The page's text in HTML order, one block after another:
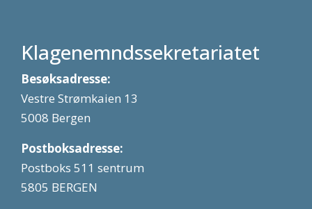
Klagenemndssekretariatet
Besøksadresse:
Vestre Strømkaien 13
5008 Bergen
Postboksadresse:
Postboks 511 sentrum
5805 BERGEN